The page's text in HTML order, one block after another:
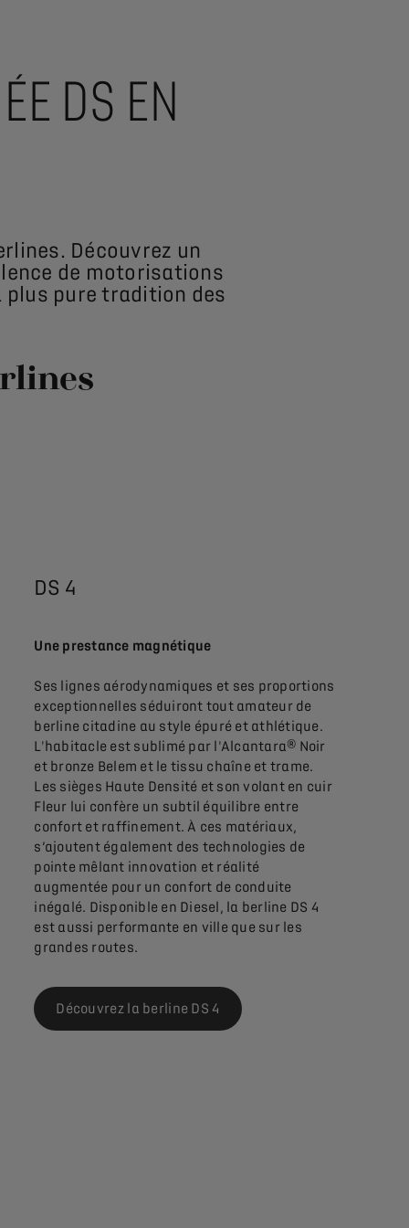
DS EN
Découvrez un
de motorisations
plus pure tradition des
DS 4
Une prestance magnétique
Ses lignes aérodynamiques et ses proportions
exceptionnelles séduiront tout amateur de
berline citadine au style épuré et athlétique.
L'habitacle est sublimé par l'Alcantara® Noir
et bronze Belem et le tissu chaîne et trame.
Les sièges Haute Densité et son volant en cuir
Fleur lui confère un subtil équilibre entre
confort et raffinement. À ces matériaux,
s’ajoutent également des technologies de
pointe mêlant innovation et réalité
augmentée pour un confort de conduite
inégalé. Disponible en Diesel, la berline DS 4
est aussi performante en ville que sur les
grandes routes.
Découvrez la berline DS 4